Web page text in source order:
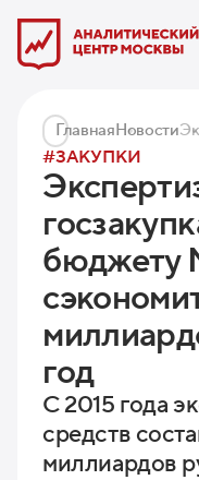
ГлавнаяНовости
#ЗАКУПКИ
бюджету
год
С 2015 года
средств
миллиардов